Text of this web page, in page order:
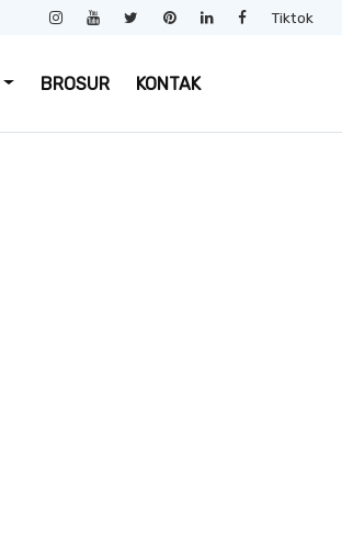
Tiktok
BROSUR KONTAK